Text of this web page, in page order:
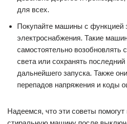
для всех.
Покупайте машины с функцией
электроснабжения. Такие
самостоятельно возобновлять
света или сохранять
дальнейшего запуска. Также
перепадов напряжения и коды
Надеемся, что эти советы помогут